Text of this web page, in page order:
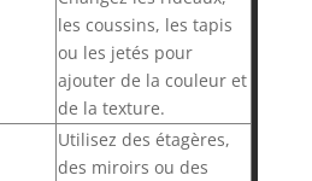
les coussins, les tapis
ou les jetés pour
ajouter de la couleur et
de la texture.
Utilisez des étagères,
des miroirs ou des